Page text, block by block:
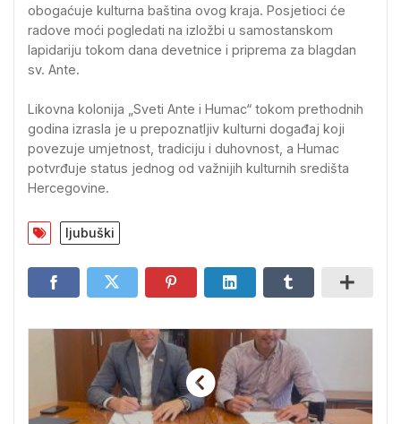
obogaćuje kulturna baština ovog kraja. Posjetioci će
radove moći pogledati na izložbi u samostanskom
lapidariju tokom dana devetnice i priprema za blagdan
sv. Ante.
Likovna kolonija „Sveti Ante i Humac“ tokom prethodnih
godina izrasla je u prepoznatljiv kulturni događaj koji
povezuje umjetnost, tradiciju i duhovnost, a Humac
potvrđuje status jednog od važnijih kulturnih središta
Hercegovine.
ljubuški